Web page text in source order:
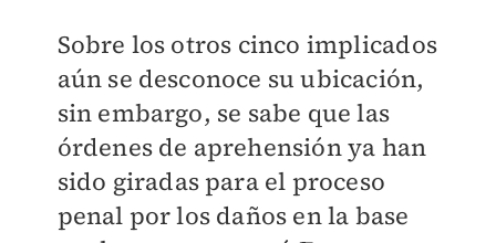
Sobre los otros cinco implicados
aún se desconoce su ubicación,
sin embargo, se sabe que las
órdenes de aprehensión ya han
sido giradas para el proceso
penal por los daños en la base